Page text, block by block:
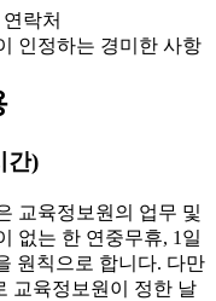
락처
인정하는 경미한 사항
간)
교육정보원의 업무 및
없는 한 연중무휴, 1일
원칙으로 합니다. 다만
교육정보원이 정한 날